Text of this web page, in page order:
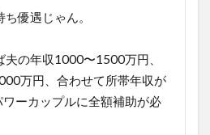
優遇じゃん。
の年収1000〜1500万円、
万円、合わせて所帯年収が
ーカップルに全額補助が必